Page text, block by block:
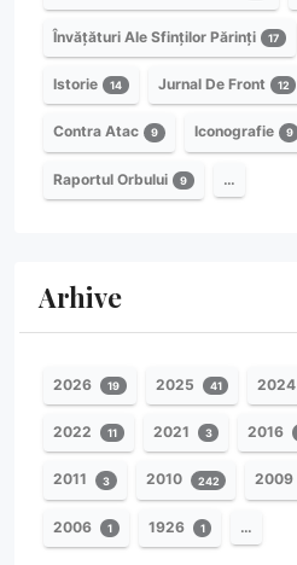
Învățături Ale Sfinților Părinți 17
Istorie 14 Jurnal De Front 12
Contra Atac 9 Iconografie 9
Raportul Orbului 9 …
Arhive
2026 19 2025 41 2024
2022 11 2021 3 2016
2011 3 2010 242 2009
2006 1 1926 1 …